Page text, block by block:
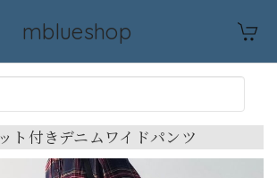
mblueshop
ト付きデニムワイドパンツ